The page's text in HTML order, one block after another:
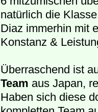
natürlich die
Diaz immerhin mit
Konstanz &
Überraschend ist
Team aus Japan,
Haben sich diese